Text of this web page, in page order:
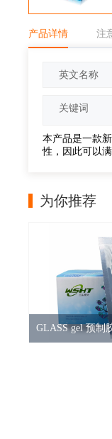
产品详情 注
英文名称
关键词
本产品是一款
性，因此可以
为你推荐